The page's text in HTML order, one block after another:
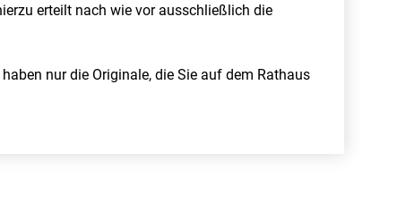
erteilt nach wie vor ausschließlich die
nur die Originale, die Sie auf dem Rathaus